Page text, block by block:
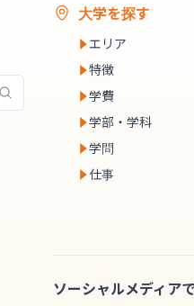
大学を探す
エリア
特徴
学費
学部・学科
学問
仕事
ソーシャルメディア